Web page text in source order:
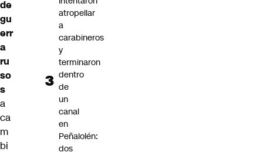
de
gu
err
a
ru
so
s
a
ca
m
bi
atropellar
a
carabineros
y
terminaron
dentro
de
un
canal
en
Peñalolén:
dos